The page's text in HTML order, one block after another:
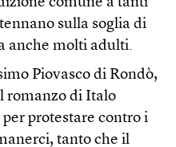
sulla soglia di
anche molti adulti.
Piovasco di Rondò,
romanzo di Italo
protestare contro i
tanto che il